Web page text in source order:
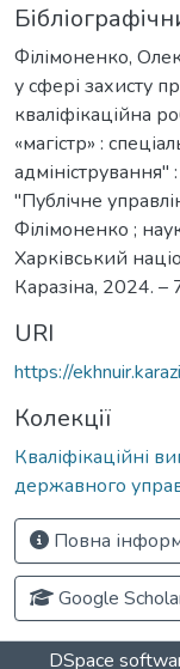
Філімоненко,
у сфері захисту
кваліфікаційна
«магістр» :
"Публічне
Філімоненко ;
Харківський
Каразіна, 2024. –
URI
https://
Колекції
Кваліфікаційні
державного
Повна
Google
DSpace